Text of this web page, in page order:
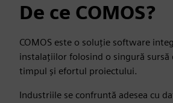
De ce COMOS?
COMOS este o soluție software
instalațiilor folosind o singură sursă
timpul și efortul proiectului.
Industriile se confruntă adesea cu